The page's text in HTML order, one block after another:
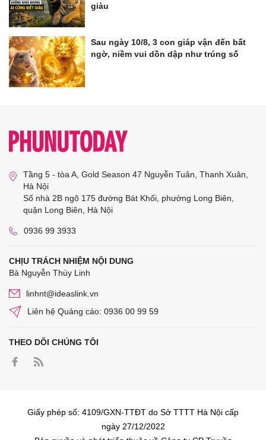
giàu
Sau ngày 10/8, 3 con giáp vận đến bất
ngờ, niềm vui dồn dập như trúng số
Tầng 5 - tòa A, Gold Season 47 Nguyễn Tuân, Thanh Xuân,
Hà Nội
Số nhà 2B ngõ 175 đường Bát Khối, phường Long Biên,
quận Long Biên, Hà Nội
0936 99 3933
CHỊU TRÁCH NHIỆM NỘI DUNG
Bà Nguyễn Thùy Linh
linhnt@ideaslink.vn
Liên hệ Quảng cáo: 0936 00 99 59
THEO DÕI CHÚNG TÔI
Giấy phép số: 4109/GXN-TTĐT do Sở TTTT Hà Nội cấp
ngày 27/12/2022